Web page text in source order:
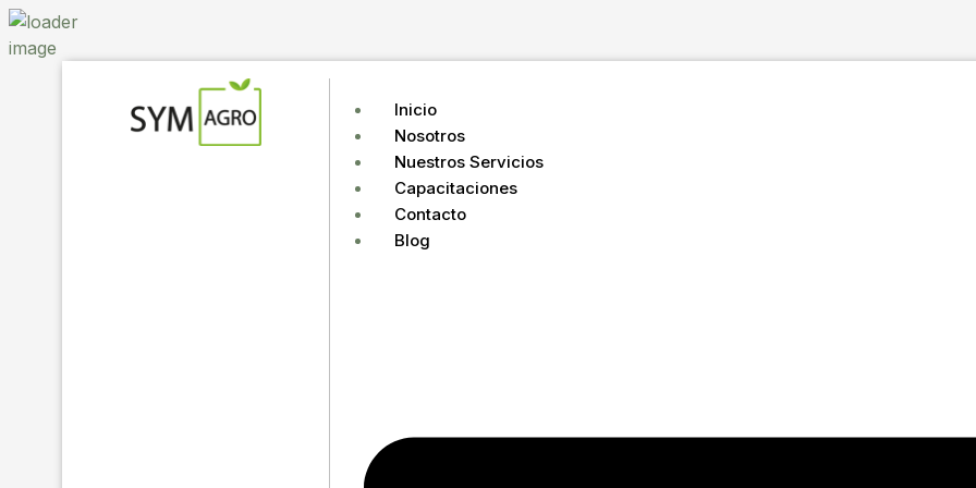
Inicio
Nosotros
Nuestros Servicios
Capacitaciones
Contacto
Blog